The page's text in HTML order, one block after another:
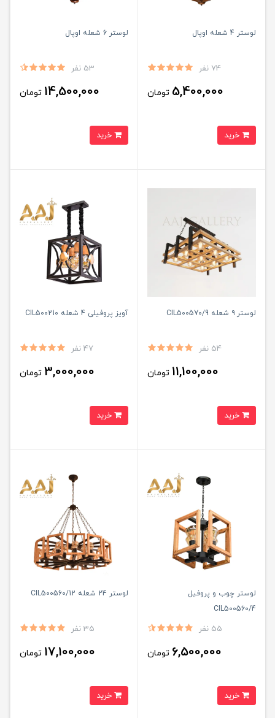
لوستر 4 شعله اوپال
74 نفر
5,400,000 تومان
لوستر 6 شعله اوپال
53 نفر
14,500,000 تومان
لوستر ۹ شعله CIL500570/9
54 نفر
11,100,000 تومان
آویز پروفیلی 4 شعله CIL500210
47 نفر
3,000,000 تومان
لوستر چوب و پروفیل
CIL500560/4
55 نفر
6,500,000 تومان
لوستر 24 شعله CIL500560/12
35 نفر
17,100,000 تومان